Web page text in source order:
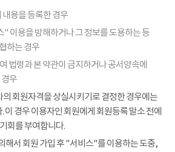
내용을 등록한 경우
" 이용을 방해하거나 그 정보를 도용하는 등
하는 경우
법령과 본 약관이 금지하거나 공서양속에
경우
회원자격을 상실시키기로 결정한 경우에는
이 경우 이용자인 회원에게 회원등록 말소 전에
회를 부여합니다.
해서 회원 가입 후 "서비스"를 이용하는 도중,